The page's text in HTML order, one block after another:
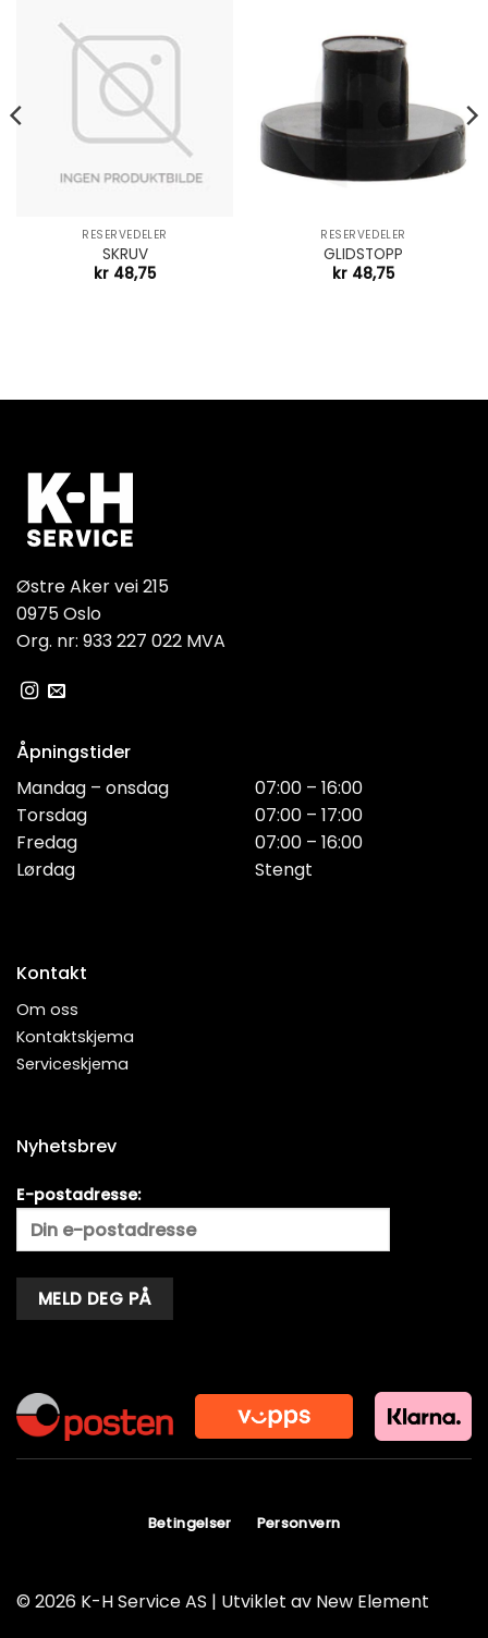
RESERVEDELER
SKRUV
kr 48,75
RESERVEDELER
GLIDSTOPP
kr 48,75
Østre Aker vei 215
0975 Oslo
Org. nr: 933 227 022 MVA
Åpningstider
Mandag – onsdag
Torsdag
Fredag
Lørdag
07:00 – 16:00
07:00 – 17:00
07:00 – 16:00
Stengt
Kontakt
Om oss
Kontaktskjema
Serviceskjema
Nyhetsbrev
E-postadresse:
© 2026 K-H Service AS | Utviklet av New Element
Betingelser Personvern